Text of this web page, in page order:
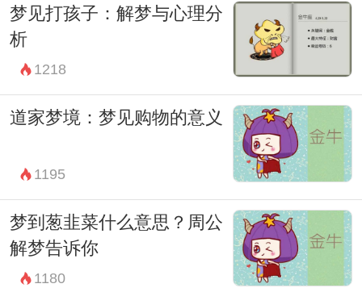
方式，而周公解梦则是一种古老而又充满智
慧的解释方法。当我们梦见鲲鹏这样的神秘
事物时，不妨用心去感受，用智慧去解读，
或许会有意想不到的收获和启示。
梦见打孩子：解梦与心理分
析
1218
道家梦境：梦见购物的意义
1195
梦到葱韭菜什么意思？周公
解梦告诉你
1180